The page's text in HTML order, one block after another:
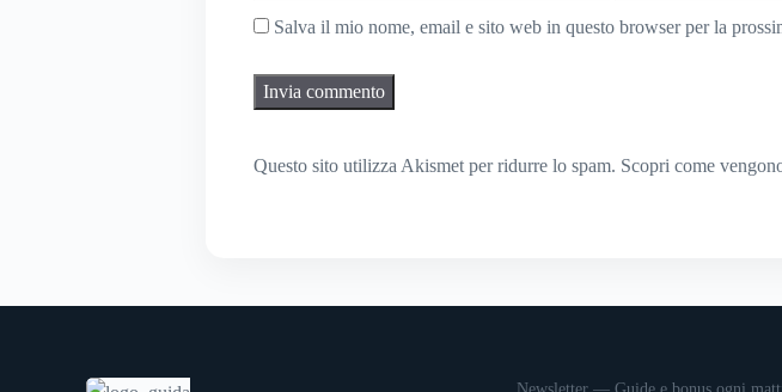
Salva il mio nome, email e sito web in questo browser per la
Questo sito utilizza Akismet per ridurre lo spam. Scopri come